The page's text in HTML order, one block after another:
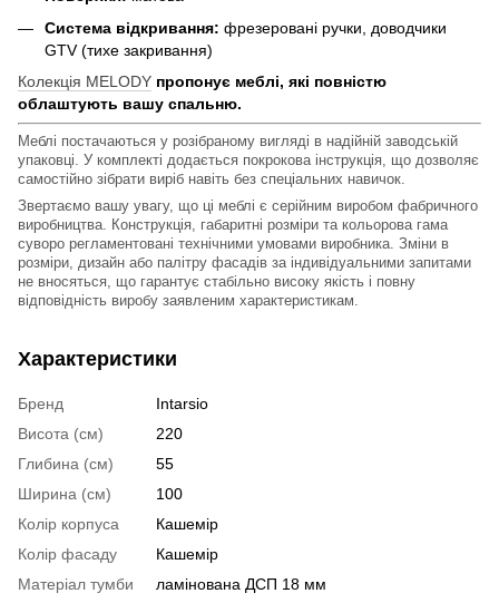
Система відкривання: фрезеровані ручки, доводчики
GTV (тихе закривання)
Колекція MELODY пропонує меблі, які повністю
облаштують вашу спальню.
Меблі постачаються у розібраному вигляді в надійній заводській
упаковці. У комплекті додається покрокова інструкція, що дозволяє
самостійно зібрати виріб навіть без спеціальних навичок.
Звертаємо вашу увагу, що ці меблі є серійним виробом фабричного
виробництва. Конструкція, габаритні розміри та кольорова гама
суворо регламентовані технічними умовами виробника. Зміни в
розміри, дизайн або палітру фасадів за індивідуальними запитами
не вносяться, що гарантує стабільно високу якість і повну
відповідність виробу заявленим характеристикам.
Характеристики
Бренд
Intarsio
Висота (см)
220
Глибина (см)
55
Ширина (см)
100
Колір корпуса
Кашемір
Колір фасаду
Кашемір
Матеріал тумби
ламінована ДСП 18 мм